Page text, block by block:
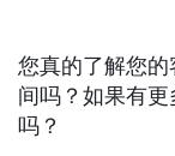
您真的了解您
间吗？如果有
吗？